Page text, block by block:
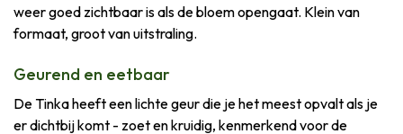
weer goed zichtbaar is als de bloem opengaat. Klein van
formaat, groot van uitstraling.
Geurend en eetbaar
De Tinka heeft een lichte geur die je het meest opvalt als je
er dichtbij komt - zoet en kruidig, kenmerkend voor de